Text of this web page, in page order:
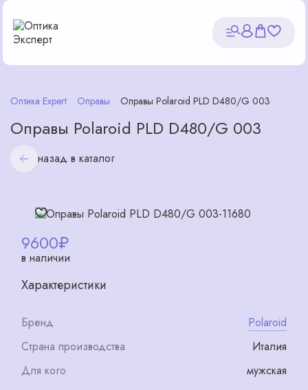
Оптика Expert Оправы Оправы Polaroid PLD D480/G 003
Оправы Polaroid PLD D480/G 003
назад в каталог
9600₽
в наличии
Характеристики
Бренд
Polaroid
Страна производства
Италия
Для кого
мужская